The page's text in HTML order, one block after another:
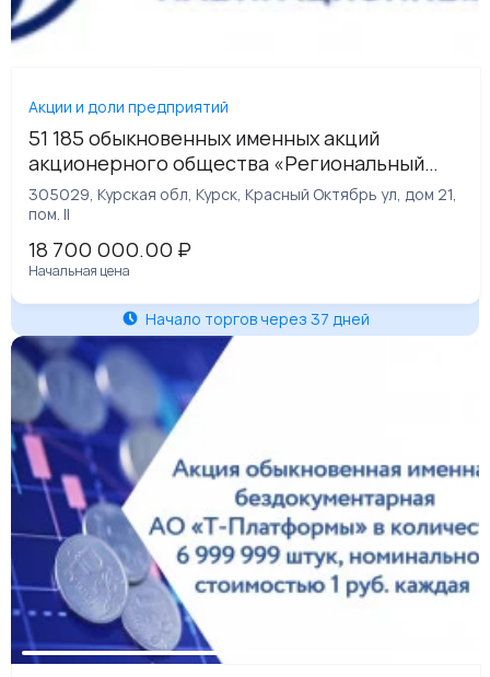
Акции и доли предприятий
51 185 обыкновенных именных акций
акционерного общества «Региональный
центр навигационных услуг по Курской
области», что составляет 45% уставного
капитала
305029, Курская обл, Курск, Красный Октябрь ул, дом 21,
пом. II
18 700 000.00 ₽
Начальная цена
Начало торгов через 37 дней